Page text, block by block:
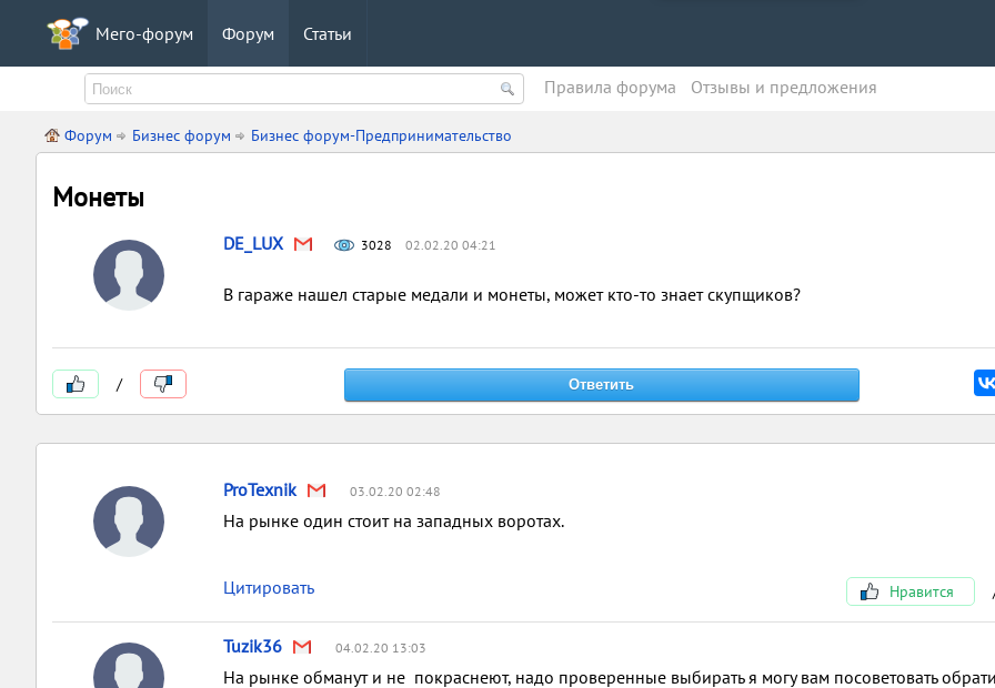
Мего-форум Форум Статьи
Правила форума Oтзывы и предложения
Форум Бизнес форум Бизнес форум-Предпринимательство
Монеты
DE_LUX 3028 02.02.20 04:21
В гараже нашел старые медали и монеты, может кто-то знает скупщиков?
/
ProTexnik 03.02.20 02:48
На рынке один стоит на западных воротах.
Цитировать Нравится
Tuzik36 04.02.20 13:03
На рынке обманут и не покраснеют, надо проверенные выбирать я могу вам посоветовать